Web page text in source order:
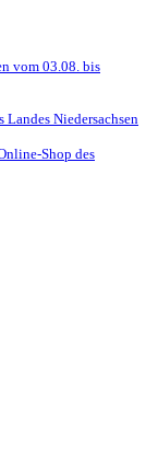
vom 03.08. bis
Landes Niedersachsen
Shop des